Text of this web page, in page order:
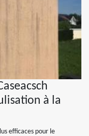
à la
efficaces pour le